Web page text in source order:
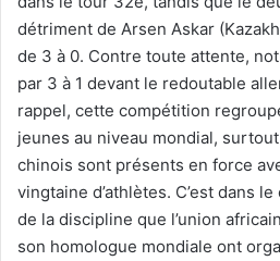
détriment de Arsen Askar
de 3 à 0. Contre toute attente,
par 3 à 1 devant le redoutable
rappel, cette compétition
jeunes au niveau mondial,
chinois sont présents en force
vingtaine d’athlètes. C’est dans
de la discipline que l’union
son homologue mondiale ont